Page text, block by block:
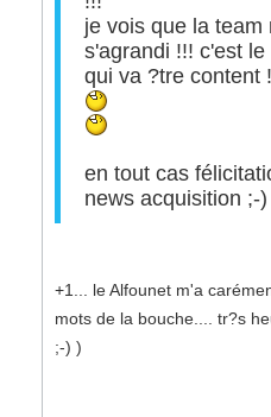
je vois que la team
s'agrandi !!! c'est
qui va ?tre content
en tout cas
news acquisition ;-
+1... le Alfounet m'a
mots de la bouche.... tr?s
;-) )